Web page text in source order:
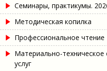
Семинары, практикумы.
Методическая копилка
Профессиональное чтение
Материально-техническое
услуг